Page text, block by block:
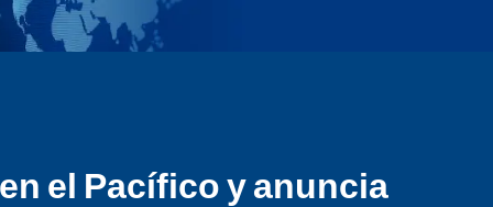
el Pacífico y anuncia